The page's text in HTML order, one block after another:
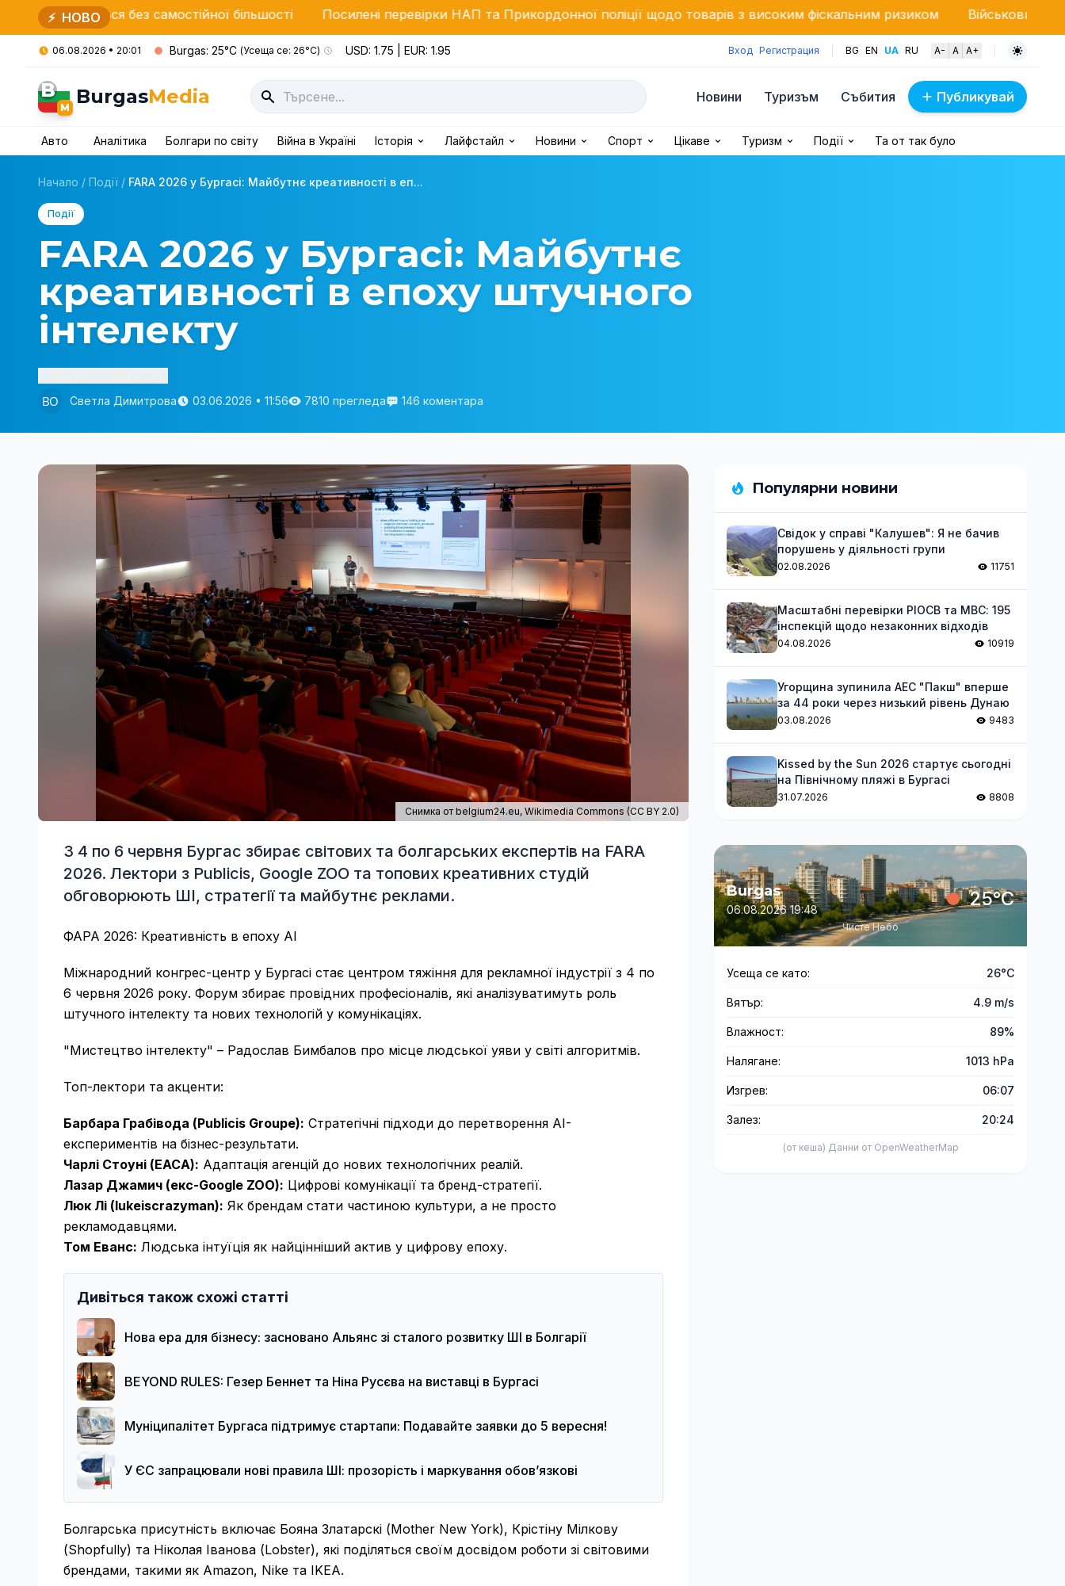
⚡ НОВО
самостійної більшості Посилені перевірки НАП та Прикордонної поліції щодо товарів з високим фіскальним ризиком Військовий вертоліт «Кугуар»
06.08.2026 • 20:01 Burgas: 25°C (Усеща се: 26°C) USD: 1.75 | EUR: 1.95 Вход Регистрация BG EN UA RU A- A A+
B
M BurgasMedia Новини Туризъм Събития Публикувай
Авто Аналітика Болгари по світу Війна в Україні Історія Лайфстайл Новини Спорт Цікаве Туризм Події Та от так було
Начало / Події / FARA 2026 у Бургасі: Майбутнє креативності в еп...
Події
FARA 2026 у Бургасі: Майбутнє
креативності в епоху штучного
інтелекту
Светла Димитрова
03.06.2026 • 11:56 7810 прегледа 146 коментара
Снимка от belgium24.eu,Wikimedia Commons (CC BY 2.0)
З 4 по 6 червня Бургас збирає світових та болгарських експертів на FARA
2026. Лектори з Publicis, Google ZOO та топових креативних студій
обговорюють ШІ, стратегії та майбутнє реклами.
ФАРА 2026: Креативність в епоху AI
Міжнародний конгрес-центр у Бургасі стає центром тяжіння для рекламної індустрії з 4 по
6 червня 2026 року. Форум збирає провідних професіоналів, які аналізуватимуть роль
штучного інтелекту та нових технологій у комунікаціях.
"Мистецтво інтелекту" – Радослав Бимбалов про місце людської уяви у світі алгоритмів.
Топ-лектори та акценти:
Барбара Грабівода (Publicis Groupe): Стратегічні підходи до перетворення AI-
експериментів на бізнес-результати.
Чарлі Стоуні (EACA): Адаптація агенцій до нових технологічних реалій.
Лазар Джамич (екс-Google ZOO): Цифрові комунікації та бренд-стратегії.
Люк Лі (lukeiscrazyman): Як брендам стати частиною культури, а не просто
рекламодавцями.
Том Еванс: Людська інтуїція як найцінніший актив у цифрову епоху.
Дивіться також схожі статті
Нова ера для бізнесу: засновано Альянс зі сталого розвитку ШІ в Болгарії
BEYOND RULES: Гезер Беннет та Ніна Русєва на виставці в Бургасі
Муніципалітет Бургаса підтримує стартапи: Подавайте заявки до 5 вересня!
У ЄС запрацювали нові правила ШІ: прозорість і маркування обов’язкові
Болгарська присутність включає Бояна Златарскі (Mother New York), Крістіну Мілкову
(Shopfully) та Ніколая Іванова (Lobster), які поділяться своїм досвідом роботи зі світовими
брендами, такими як Amazon, Nike та IKEA.
Популярни новини
Свідок у справі "Калушев": Я не бачив
порушень у діяльності групи
02.08.2026 11751
Масштабні перевірки РІОСВ та МВС: 195
інспекцій щодо незаконних відходів
04.08.2026 10919
Угорщина зупинила АЕС "Пакш" вперше
за 44 роки через низький рівень Дунаю
03.08.2026 9483
Kissed by the Sun 2026 стартує сьогодні
на Північному пляжі в Бургасі
31.07.2026 8808
Burgas
06.08.2026 19:48 25°C
Чисте Небо
Усеща се като: 26°C
Вятър: 4.9 m/s
Влажност: 89%
Налягане: 1013 hPa
Изгрев: 06:07
Залез: 20:24
(от кеша) Данни от OpenWeatherMap